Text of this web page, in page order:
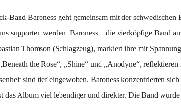
Band Baroness geht gemeinsam mit der
supporten werden. Baroness – die vierköpfige Band
Thomson (Schlagzeug), markiert ihre mit
the Rose“, „Shine“ und „Anodyne“,
sind tief eingewoben. Baroness konzentrierten
das Album viel lebendiger und direkter. Die Band